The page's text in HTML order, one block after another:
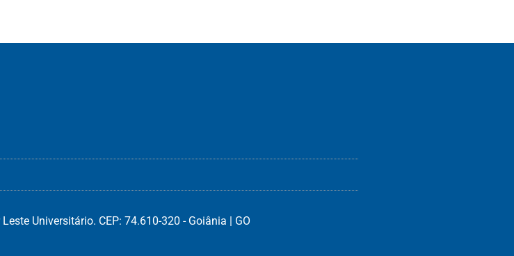
Universitário. CEP: 74.610-320 - Goiânia | GO